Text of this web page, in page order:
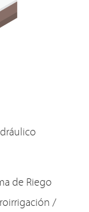
de Riego
/